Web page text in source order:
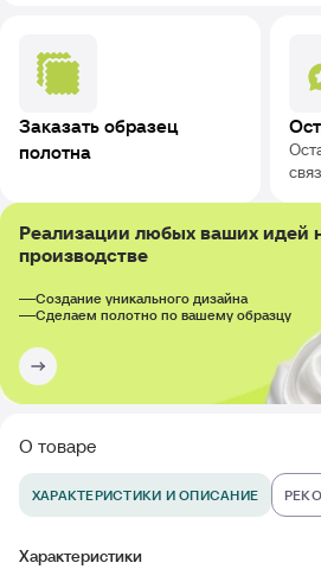
Заказать образец
полотна
Реализации любых ваших идей
производстве
Создание уникального дизайна
Сделаем полотно по вашему образцу
О товаре
ХАРАКТЕРИСТИКИ И ОПИСАНИЕ
Характеристики